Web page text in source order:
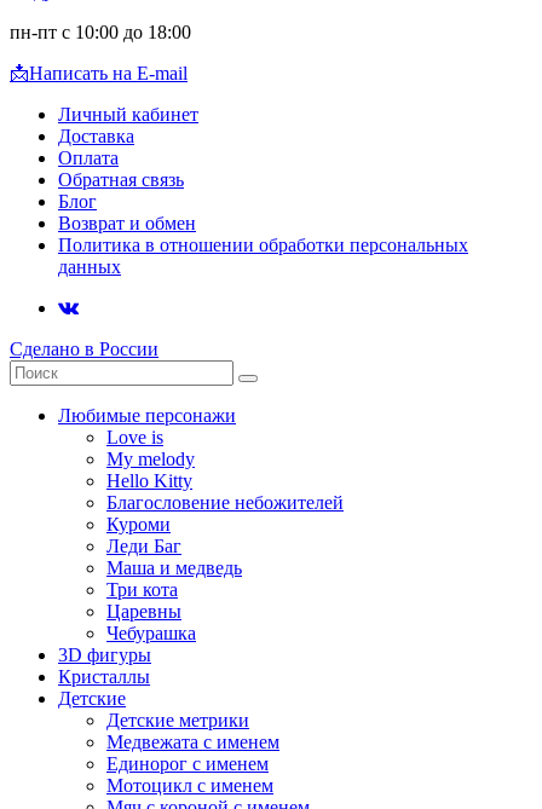
пн-пт с 10:00 до 18:00
📩Написать на E-mail
Личный кабинет
Доставка
Оплата
Обратная связь
Блог
Возврат и обмен
Политика в отношении обработки персональных
данных
Сделано в России
Любимые персонажи
Love is
My melody
Hello Kitty
Благословение небожителей
Куроми
Леди Баг
Маша и медведь
Три кота
Царевны
Чебурашка
3D фигуры
Кристаллы
Детские
Детские метрики
Медвежата с именем
Единорог с именем
Мотоцикл с именем